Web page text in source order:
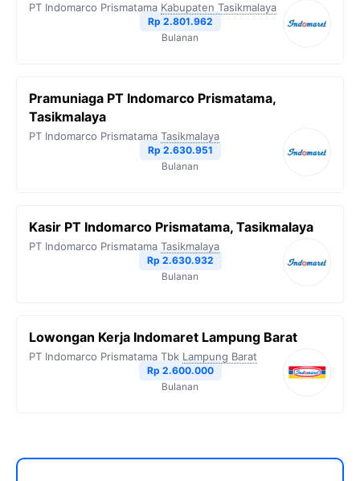
PT Indomarco Prismatama Kabupaten Tasikmalaya
Rp 2.801.962
Bulanan
Pramuniaga PT Indomarco Prismatama,
Tasikmalaya
PT Indomarco Prismatama Tasikmalaya
Rp 2.630.951
Bulanan
Kasir PT Indomarco Prismatama, Tasikmalaya
PT Indomarco Prismatama Tasikmalaya
Rp 2.630.932
Bulanan
Lowongan Kerja Indomaret Lampung Barat
PT Indomarco Prismatama Tbk Lampung Barat
Rp 2.600.000
Bulanan